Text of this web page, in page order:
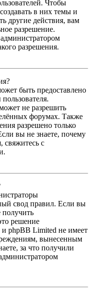
Чтобы
в них темы и
другие действия, вам
разрешение.
разрешения.
быть предоставлено
не разрешить
форумах. Также
разрешено только
вы не знаете, почему
свяжитесь с
свод правил. Если вы
решение
phpBB Limited не имеет
вынесенным
за что получили